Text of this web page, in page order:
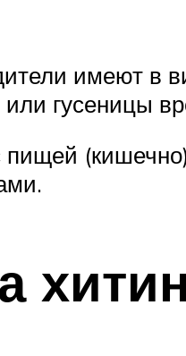
имеют в
гусеницы